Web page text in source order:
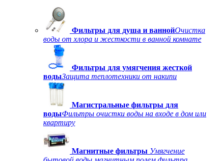
Фильтры для душа и ваннойОчистка
воды от хлора и жесткости в ванной комнате
Фильтры для умягчения жесткой
водыЗащита теплотехники от накипи
Магистральные фильтры для
водыФильтры очистки воды на входе в дом или
квартиру
Магнитные фильтры Умягчение